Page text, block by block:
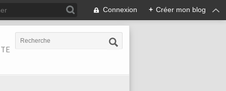
Connexion + Créer mon blog